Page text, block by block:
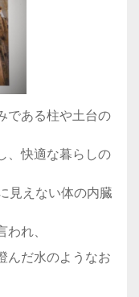
である柱や土台の
、快適な暮らしの
見えない体の内臓
われ、
んだ水のようなお